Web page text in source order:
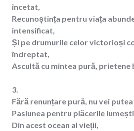
încetat,
Recunoștința pentru viața
intensificat,
Și pe drumurile celor victorioși
îndreptat,
Ascultă cu mintea pură, prietene
3.
Fără renunțare pură, nu vei
Pasiunea pentru plăcerile
Din acest ocean al vieții,